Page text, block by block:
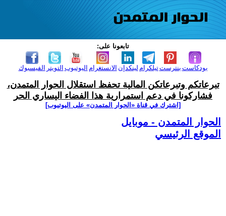
تابعونا على:
الفيسبوك التويتر اليوتيوب الانستغرام لينكدإن تيلكرامبنترست بودكاست
تبرعاتكم وتبرعاتكن المالية تحفظ استقلال الحوار المتمدن،
فشاركونا في دعم استمرارية هذا الفضاء اليساري الحر
[اشترك في قناة ‫«الحوار المتمدن» على اليوتيوب]
الحوار المتمدن - موبايل
الموقع الرئيسي